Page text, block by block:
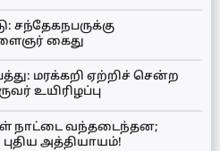
சந்தேகநபருக்கு
கைது
மரக்கறி ஏற்றிச் சென்ற
உயிரிழப்பு
நாட்டை வந்தடைந்தன;
அத்தியாயம்!